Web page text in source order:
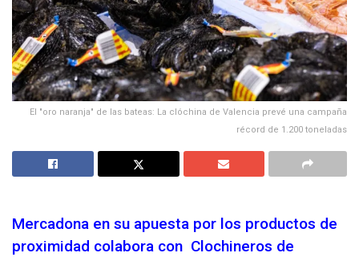
El "oro naranja" de las bateas: La clóchina de Valencia prevé una campaña
récord de 1.200 toneladas
Mercadona en su apuesta por los productos de
proximidad colabora con Clochineros de